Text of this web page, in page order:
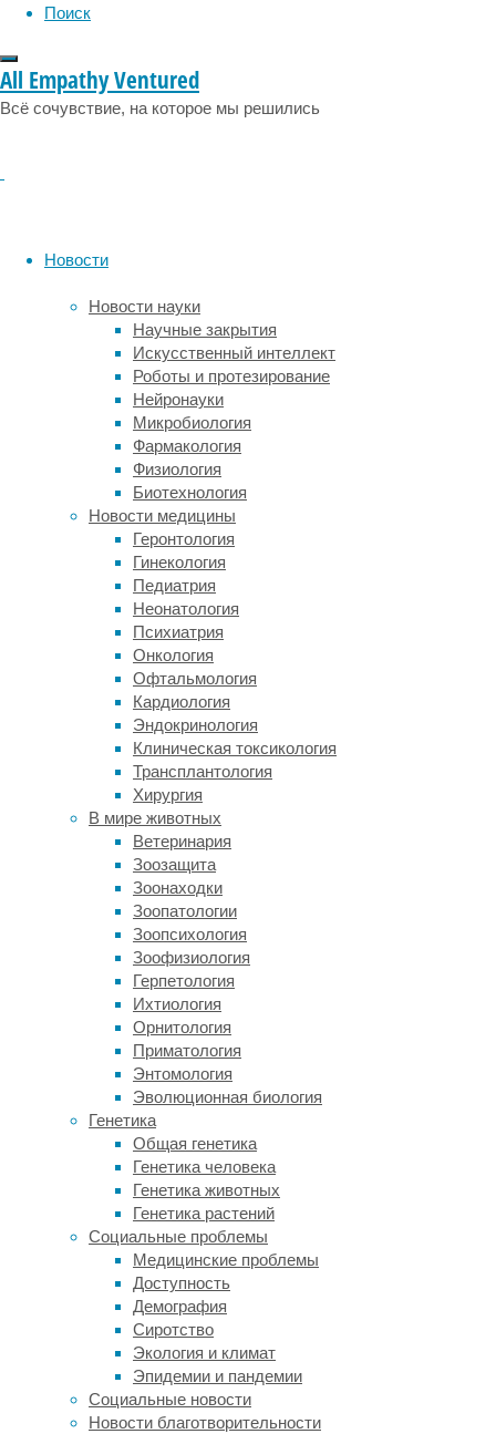
Поиск
All Empathy Ventured
Всё сочувствие, на которое мы решились
Новости
Новости науки
Научные закрытия
Искусственный интеллект
Роботы и протезирование
Нейронауки
Микробиология
Фармакология
Физиология
Биотехнология
Новости медицины
Геронтология
Гинекология
Педиатрия
Неонатология
Психиатрия
Онкология
Офтальмология
Кардиология
Эндокринология
Клиническая токсикология
Трансплантология
Хирургия
В мире животных
Ветеринария
Зоозащита
Зоонаходки
Зоопатологии
Зоопсихология
Зоофизиология
Герпетология
Ихтиология
Орнитология
Приматология
Энтомология
Эволюционная биология
Генетика
Общая генетика
Генетика человека
Генетика животных
Генетика растений
Социальные проблемы
Медицинские проблемы
Доступность
Демография
Сиротство
Экология и климат
Эпидемии и пандемии
Социальные новости
Новости благотворительности
остальных
животных
развитие
(воспринимающей
боль)
системы
беспозвоночных
недостаточно
изучено,
поэтому
их
ответе
болевые
стимулы
судят
основном
внешним
проявлениям.
Текущие
рекомендации
допускают
применение
этанола
концентрации
от
одного
до
пяти
процентов,
также
эвгенола
солей
магния
для
подготовки
умерщвлению
морских
моллюсков.
сухопутных
улиток
эти